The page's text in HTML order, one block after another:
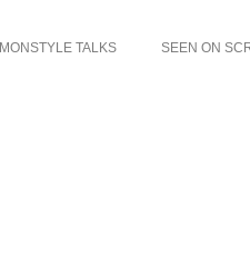
MONSTYLE TALKS SEEN ON